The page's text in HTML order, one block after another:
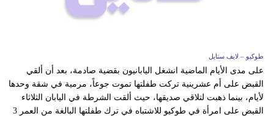
طوكيو – لايف ستايل
على مدى الأيام الماضية انشغل اليابانيون بقضية صادمة، بعد أن ألقي
القبض على أم عشرينية تركت طفلتها تموت جوعاً، مرمية في شقة وحدها
لأيام، بينما ذهبت لتلاقي صديقها، حيث ألقت الشرطة في اليابان الثلاثاء
القبض على امرأة في طوكيو للاشتباه في ترك طفلتها البالغة من العمر 3